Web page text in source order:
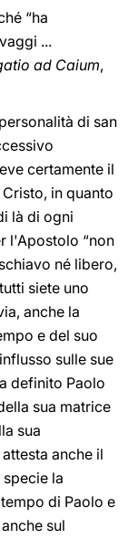
“ha
...
ad Caium,
di san
certamente il
in quanto
là di ogni
l'Apostolo “non
né libero,
siete uno
anche la
e del suo
sulle sue
definito Paolo
sua matrice
sua
attesta anche il
la
di Paolo e
sul